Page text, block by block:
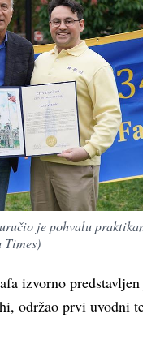
je pohvalu
Times)
izvorno
održao prvi uvodni